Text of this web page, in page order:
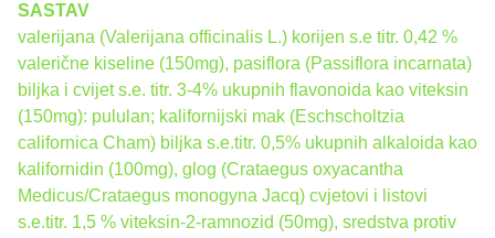
SASTAV
valerijana (Valerijana officinalis L.) korijen s.e titr. 0,42 %
valerične kiseline (150mg), pasiflora (Passiflora incarnata)
biljka i cvijet s.e. titr. 3-4% ukupnih flavonoida kao viteksin
(150mg): pululan; kalifornijski mak (Eschscholtzia
californica Cham) biljka s.e.titr. 0,5% ukupnih alkaloida kao
kalifornidin (100mg), glog (Crataegus oxyacantha
Medicus/Crataegus monogyna Jacq) cvjetovi i listovi
s.e.titr. 1,5 % viteksin-2-ramnozid (50mg), sredstva protiv